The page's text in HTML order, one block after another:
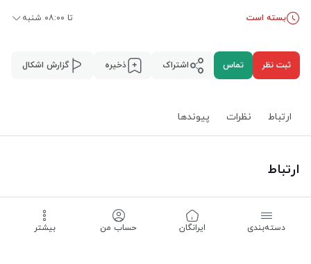
بسته است تا ۰۸:۰۰ شنبه
ثبت نظر تماس اشتراک ذخیره گزارش اشکال
ارتباط نظرات پیوند‌ها
ارتباط
دسته‌بندی ‌ایرانگان حساب من بیشتر